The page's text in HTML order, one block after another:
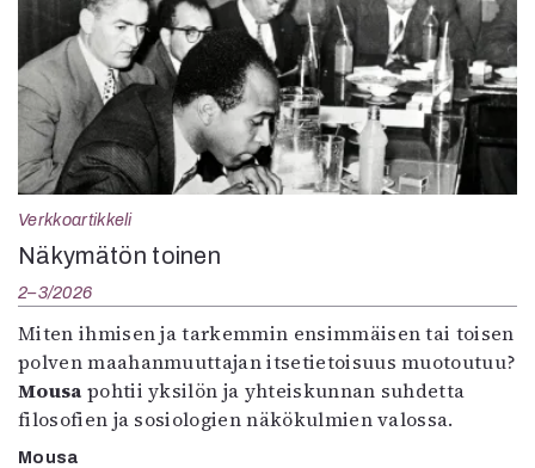
Verkkoartikkeli
Näkymätön toinen
2–3/2026
Miten ihmisen ja tarkemmin ensimmäisen tai toisen
polven maahanmuuttajan itsetietoisuus muotoutuu?
Mousa pohtii yksilön ja yhteiskunnan suhdetta
filosofien ja sosiologien näkökulmien valossa.
Mousa